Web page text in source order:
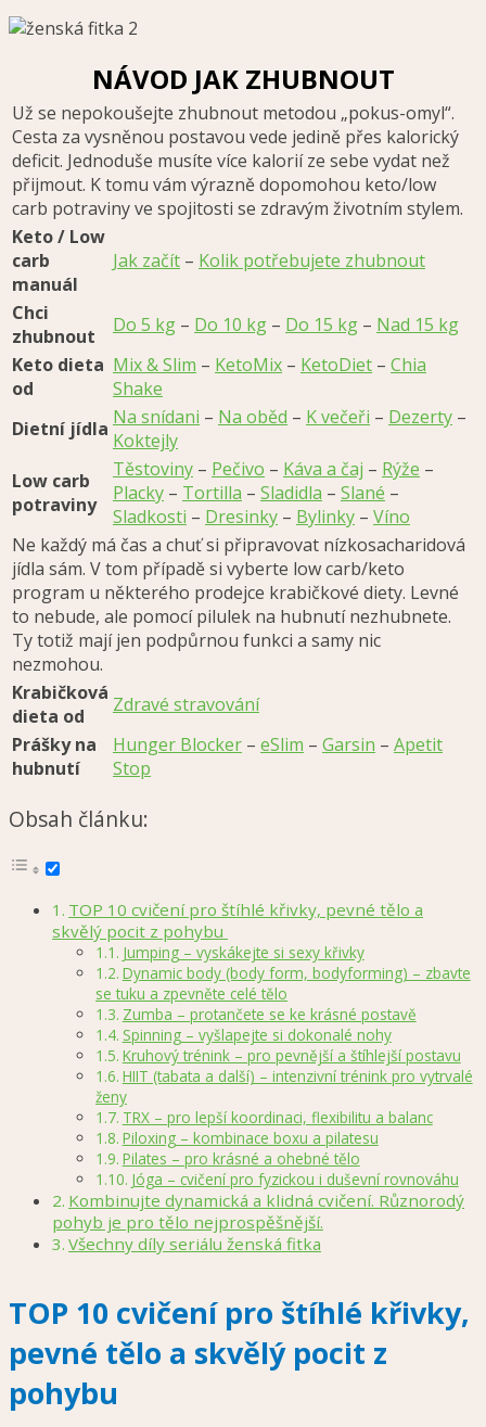
NÁVOD JAK ZHUBNOUT
Už se nepokoušejte zhubnout metodou „pokus-omyl“.
Cesta za vysněnou postavou vede jedině přes kalorický
deficit. Jednoduše musíte více kalorií ze sebe vydat než
přijmout. K tomu vám výrazně dopomohou keto/low
carb potraviny ve spojitosti se zdravým životním stylem.
Keto / Low
carb
manuál
Jak začít – Kolik potřebujete zhubnout
Chci
zhubnout
Do 5 kg – Do 10 kg – Do 15 kg – Nad 15 kg
Keto dieta
od
Mix & Slim – KetoMix – KetoDiet – Chia
Shake
Dietní jídla Na snídani – Na oběd – K večeři – Dezerty –
Koktejly
Low carb
potraviny
Těstoviny – Pečivo – Káva a čaj – Rýže –
Placky – Tortilla – Sladidla – Slané –
Sladkosti – Dresinky – Bylinky – Víno
Ne každý má čas a chuť si připravovat nízkosacharidová
jídla sám. V tom případě si vyberte low carb/keto
program u některého prodejce krabičkové diety. Levné
to nebude, ale pomocí pilulek na hubnutí nezhubnete.
Ty totiž mají jen podpůrnou funkci a samy nic
nezmohou.
Krabičková
dieta od
Zdravé stravování
Prášky na
hubnutí
Hunger Blocker – eSlim – Garsin – Apetit
Stop
Obsah článku:
TOP 10 cvičení pro štíhlé křivky, pevné tělo a
skvělý pocit z pohybu
Jumping – vyskákejte si sexy křivky
Dynamic body (body form, bodyforming) – zbavte
se tuku a zpevněte celé tělo
Zumba – protančete se ke krásné postavě
Spinning – vyšlapejte si dokonalé nohy
Kruhový trénink – pro pevnější a štíhlejší postavu
HIIT (tabata a další) – intenzivní trénink pro vytrvalé
ženy
TRX – pro lepší koordinaci, flexibilitu a balanc
Piloxing – kombinace boxu a pilatesu
Pilates – pro krásné a ohebné tělo
Jóga – cvičení pro fyzickou i duševní rovnováhu
Kombinujte dynamická a klidná cvičení. Různorodý
pohyb je pro tělo nejprospěšnější.
Všechny díly seriálu ženská fitka
TOP 10 cvičení pro štíhlé křivky,
pevné tělo a skvělý pocit z
pohybu